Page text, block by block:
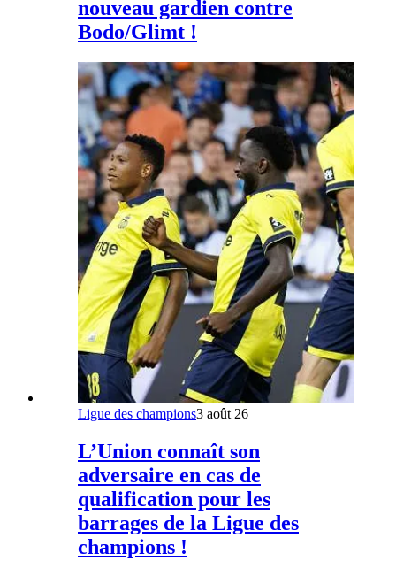
nouveau gardien contre
Bodo/Glimt !
Ligue des champions3 août 26
L’Union connaît son
adversaire en cas de
qualification pour les
barrages de la Ligue des
champions !